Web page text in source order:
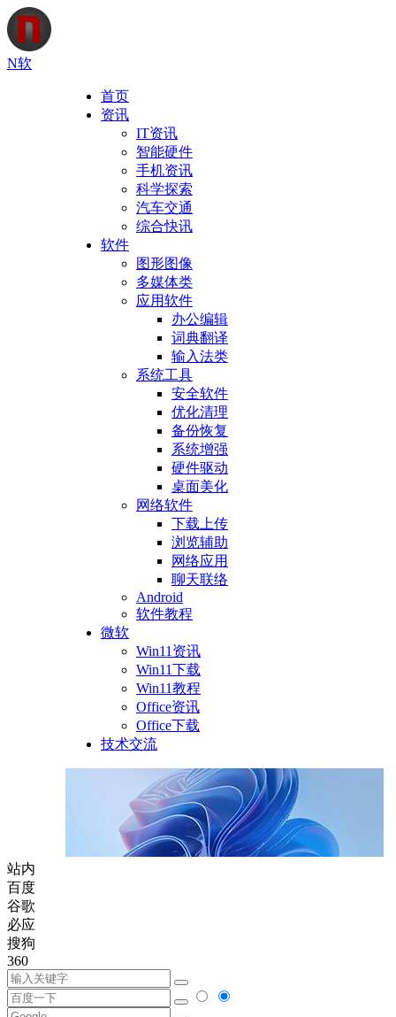
N软
首页
资讯
IT资讯
智能硬件
手机资讯
科学探索
汽车交通
综合快讯
软件
图形图像
多媒体类
应用软件
办公编辑
词典翻译
输入法类
系统工具
安全软件
优化清理
备份恢复
系统增强
硬件驱动
桌面美化
网络软件
下载上传
浏览辅助
网络应用
聊天联络
Android
软件教程
微软
Win11资讯
Win11下载
Win11教程
Office资讯
Office下载
技术交流
站内
百度
谷歌
必应
搜狗
360